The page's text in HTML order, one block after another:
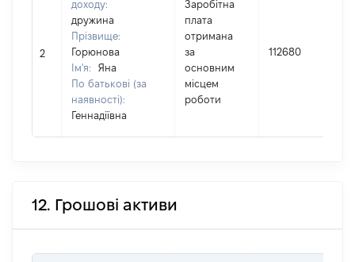
2
доходу:
дружина
Прізвище:
Горюнова
Ім'я:
Яна
По батькові (за
наявності):
Геннадіївна
Заробітна
плата
отримана
за
основним
місцем
роботи
112680
12. Грошові активи